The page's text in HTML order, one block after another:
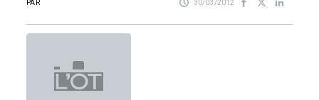
PAR 30/03/2012